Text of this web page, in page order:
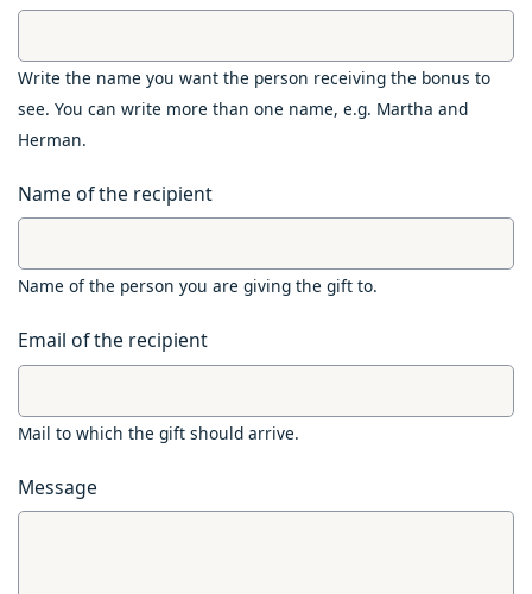
Write the name you want the person receiving the bonus to
see. You can write more than one name, e.g. Martha and
Herman.
Name of the recipient
Name of the person you are giving the gift to.
Email of the recipient
Mail to which the gift should arrive.
Message